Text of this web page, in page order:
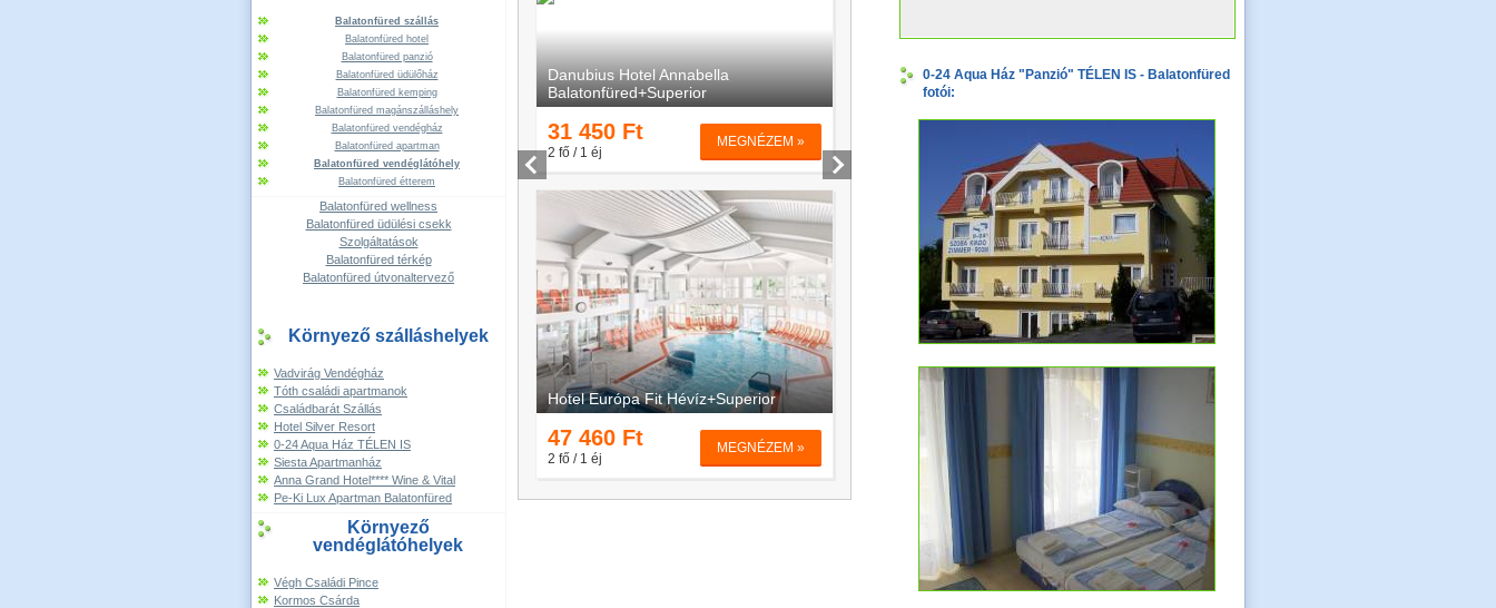
Balatonfüred szállás
Balatonfüred hotel
Balatonfüred panzió
Balatonfüred üdülőház
Balatonfüred kemping
Balatonfüred magánszálláshely
Balatonfüred vendégház
Balatonfüred apartman
Balatonfüred vendéglátóhely
Balatonfüred étterem
Balatonfüred wellness
Balatonfüred üdülési csekk
Szolgáltatások
Balatonfüred térkép
Balatonfüred útvonaltervező
Környező szálláshelyek
Vadvirág Vendégház
Tóth családi apartmanok
Családbarát Szállás
Hotel Silver Resort
0-24 Aqua Ház TÉLEN IS
Siesta Apartmanház
Anna Grand Hotel**** Wine & Vital
Pe-Ki Lux Apartman Balatonfüred
Környező
vendéglátóhelyek
Végh Családi Pince
Kormos Csárda
0-24 Aqua Ház "Panzió" TÉLEN IS - Balatonfüred
fotói: